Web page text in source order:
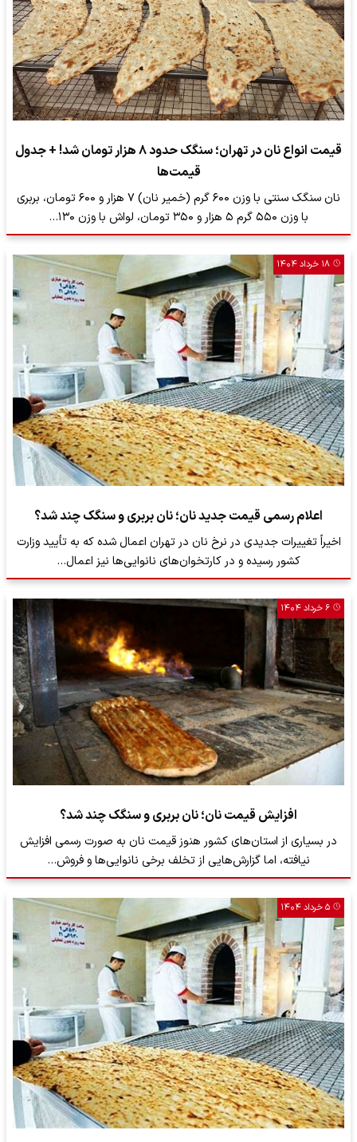
قیمت انواع نان در تهران؛ سنگک حدود ۸ هزار تومان شد! + جدول
قیمت‌ها
نان سنگک سنتی با وزن ۶۰۰ گرم (خمیر نان) ۷ هزار و ۶۰۰ تومان، بربری
با وزن ۵۵۰ گرم ۵ هزار و ۳۵۰ تومان، لواش با وزن ۱۳۰…
۱۸ خرداد ۱۴۰۴
اعلام رسمی قیمت جدید نان؛ نان بربری و سنگک چند شد؟
اخیراً تغییرات جدیدی در نرخ نان در تهران اعمال شده که به تأیید وزارت
کشور رسیده و در کارتخوان‌های نانوایی‌ها نیز اعمال…
۶ خرداد ۱۴۰۴
افزایش قیمت نان؛ نان بربری و سنگک چند شد؟
در بسیاری از استان‌های کشور هنوز قیمت نان به صورت رسمی افزایش
نیافته، اما گزارش‌هایی از تخلف برخی نانوایی‌ها و فروش…
۵ خرداد ۱۴۰۴